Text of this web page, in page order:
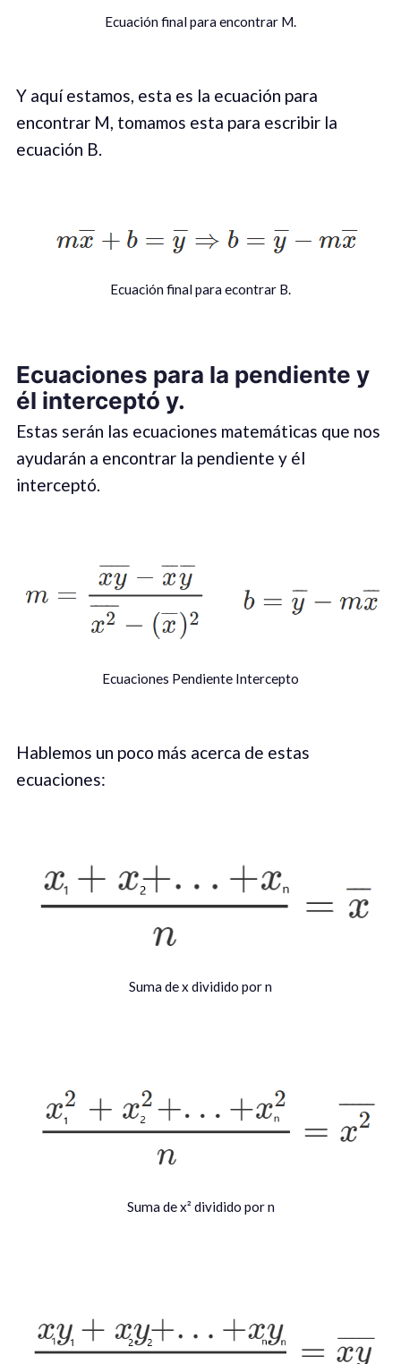
Ecuación final para encontrar M.
Y aquí estamos, esta es la ecuación para
encontrar M, tomamos esta para escribir la
ecuación B.
Ecuación final para econtrar B.
Ecuaciones para la pendiente y
él interceptó y.
Estas serán las ecuaciones matemáticas que nos
ayudarán a encontrar la pendiente y él
interceptó.
Ecuaciones Pendiente Intercepto
Hablemos un poco más acerca de estas
ecuaciones:
Suma de x dividido por n
Suma de x² dividido por n